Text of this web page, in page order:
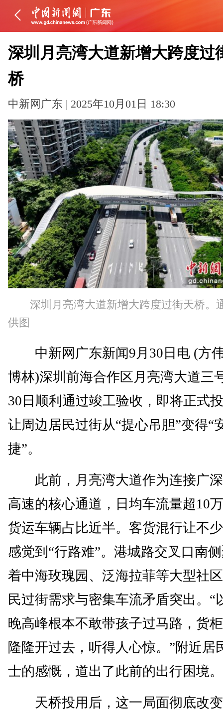
深圳月亮湾大道新增大跨度过
桥
中新网广东 | 2025年10月01日 18:30
深圳月亮湾大道新增大跨度过街天桥。
供图
中新网广东新闻9月30日电 (方
博林)深圳前海合作区月亮湾大道三
30日顺利通过竣工验收，即将正式
让周边居民过街从“提心吊胆”变得“
捷”。
此前，月亮湾大道作为连接广
高速的核心通道，日均车流量超10
货运车辆占比近半。客货混行让不
感觉到“行路难”。港城路交叉口南
着中海玫瑰园、泛海拉菲等大型社
民过街需求与密集车流矛盾突出。“
晚高峰根本不敢带孩子过马路，货
隆隆开过去，听得人心惊。”附近居
士的感慨，道出了此前的出行困境。
天桥投用后，这一局面彻底改